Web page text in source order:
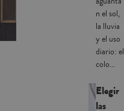
n el sol,
la lluvia
y el uso
diario: el
colo...
Elegir
las